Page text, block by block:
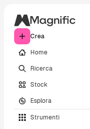
Crea
Home
Ricerca
Stock
Esplora
Strumenti